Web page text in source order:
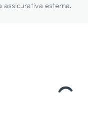
assicurativa esterna.